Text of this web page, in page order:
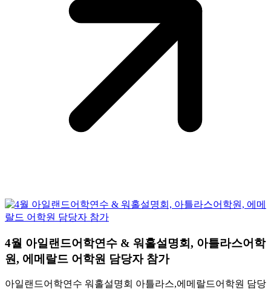
4월 아일랜드어학연수 & 워홀설명회, 아틀라스어학
원, 에메랄드 어학원 담당자 참가
아일랜드어학연수 워홀설명회 아틀라스,에메랄드어학원 담당